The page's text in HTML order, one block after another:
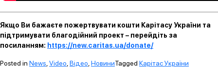
Якщо Ви бажаєте пожертвувати кошти Карітасу України та
підтримувати благодійний проект – перейдіть за
посиланням: https://new.caritas.ua/donate/
Posted in News Video Відео НовиниTagged Карітас України